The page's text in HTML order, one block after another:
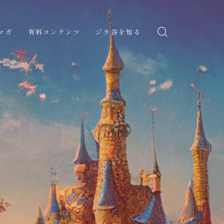
ガ
待状
有料コンテンツ ジラ谷を知る
ジラ谷の物語
ジラ谷の理想世界と自由に